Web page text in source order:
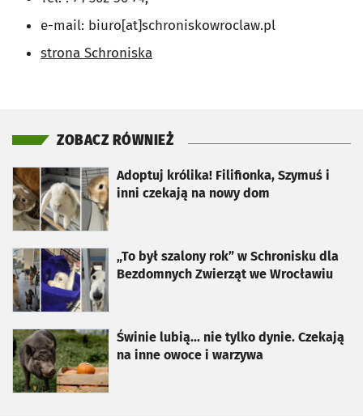
e-mail: biuro[at]schroniskowroclaw.pl
strona Schroniska
ZOBACZ RÓWNIEŻ
Adoptuj królika! Filifionka, Szymuś i
inni czekają na nowy dom
otworzy się w nowej karcie
„To był szalony rok” w Schronisku dla
Bezdomnych Zwierząt we Wrocławiu
otworzy się w nowej karcie
Świnie lubią... nie tylko dynie. Czekają
na inne owoce i warzywa
otworzy się w nowej karcie